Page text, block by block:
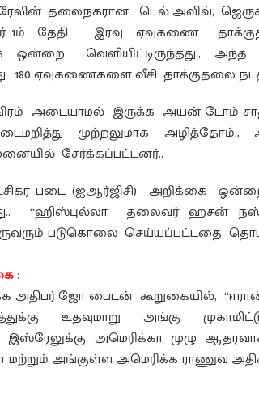
தலைநகரான டெல் அவிவ்,
1ம் தேதி இரவு ஏவுகணை
வெளியிட்டிருந்தது., அந்த
ஏவுகணைகளை வீசி தாக்குதலை
அடையாமல் இருக்க அயன் டோம்
முற்றலுமாக அழித்தோம்.,
சேர்க்கப்பட்டனர்..
படை (ஐஆர்ஜிசி) அறிக்கை
“ஹிஸ்புல்லா தலைவர்
படுகொலை செய்யப்பட்டதை
:
அதிபர் ஜோ பைடன் கூறுகையில்,
உதவுமாறு அங்கு
இஸ்ரேலுக்கு அமெரிக்கா முழு
மற்றும் அங்குள்ள அமெரிக்க ராணுவ